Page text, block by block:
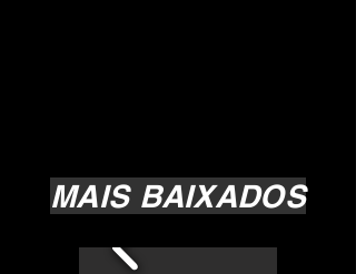
MAIS BAIXADOS